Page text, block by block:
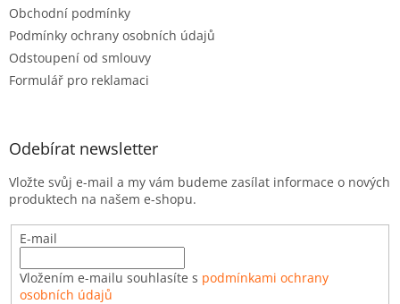
Obchodní podmínky
Podmínky ochrany osobních údajů
Odstoupení od smlouvy
Formulář pro reklamaci
Odebírat newsletter
Vložte svůj e-mail a my vám budeme zasílat informace o nových
produktech na našem e-shopu.
E-mail
Vložením e-mailu souhlasíte s podmínkami ochrany
osobních údajů